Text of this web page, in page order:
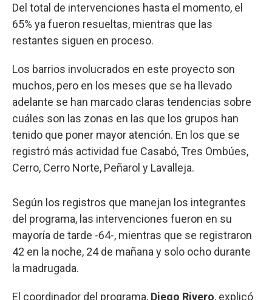
Del total de intervenciones hasta el momento, el
65% ya fueron resueltas, mientras que las
restantes siguen en proceso.
Los barrios involucrados en este proyecto son
muchos, pero en los meses que se ha llevado
adelante se han marcado claras tendencias sobre
cuáles son las zonas en las que los grupos han
tenido que poner mayor atención. En los que se
registró más actividad fue Casabó, Tres Ombúes,
Cerro, Cerro Norte, Peñarol y Lavalleja.
Según los registros que manejan los integrantes
del programa, las intervenciones fueron en su
mayoría de tarde -64-, mientras que se registraron
42 en la noche, 24 de mañana y solo ocho durante
la madrugada.
El coordinador del programa, Diego Rivero, explicó